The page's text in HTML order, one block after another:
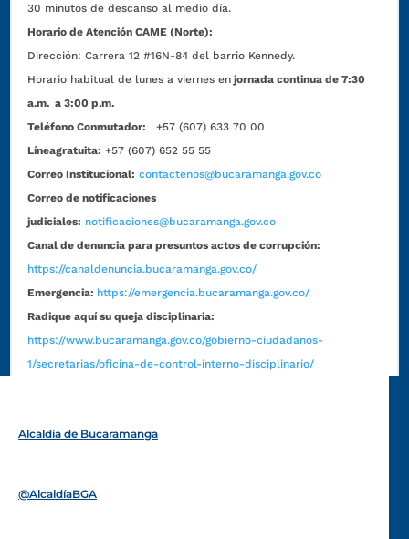
30 minutos de descanso al medio día.
Horario de Atención CAME (Norte):
Dirección:Carrera 12 #16N-84 del barrio Kennedy.
Horario habitual de lunes a viernes en jornada continua de 7:30
a.m. a 3:00 p.m.
Teléfono Conmutador:
+57 (607) 633 70 00
Líneagratuita: +57 (607) 652 55 55
Correo Institucional: contactenos@bucaramanga.gov.co
Correo de notificaciones
judiciales: notificaciones@bucaramanga.gov.co
Canal de denuncia para presuntos actos de corrupción:
https://canaldenuncia.bucaramanga.gov.co/
Emergencia: https://emergencia.bucaramanga.gov.co/
Radique aquí su queja disciplinaria:
https://www.bucaramanga.gov.co/gobierno-ciudadanos-
1/secretarias/oficina-de-control-interno-disciplinario/
Alcaldía de Bucaramanga
@AlcaldíaBGA